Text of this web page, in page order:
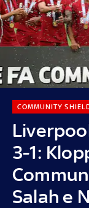
3-1:
Salah e
COMMUNITY